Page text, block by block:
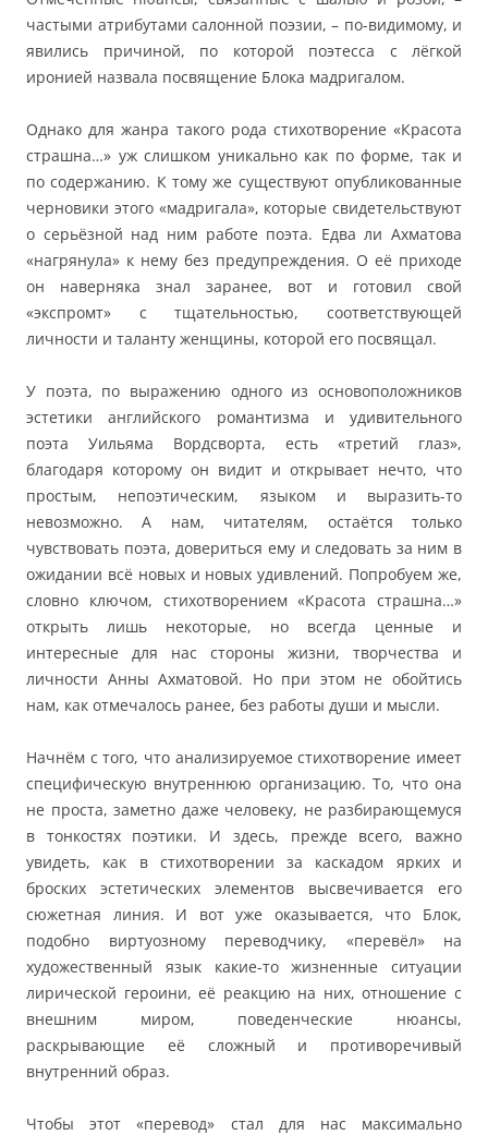
частыми атрибутами салонной поэзии, – по-видимому, и
явились причиной, по которой поэтесса с лёгкой
иронией назвала посвящение Блока мадригалом.
Однако для жанра такого рода стихотворение «Красота
страшна…» уж слишком уникально как по форме, так и
по содержанию. К тому же существуют опубликованные
черновики этого «мадригала», которые свидетельствуют
о серьёзной над ним работе поэта. Едва ли Ахматова
«нагрянула» к нему без предупреждения. О её приходе
он наверняка знал заранее, вот и готовил свой
«экспромт» с тщательностью, соответствующей
личности и таланту женщины, которой его посвящал.
У поэта, по выражению одного из основоположников
эстетики английского романтизма и удивительного
поэта Уильяма Вордсворта, есть «третий глаз»,
благодаря которому он видит и открывает нечто, что
простым, непоэтическим, языком и выразить-то
невозможно. А нам, читателям, остаётся только
чувствовать поэта, довериться ему и следовать за ним в
ожидании всё новых и новых удивлений. Попробуем же,
словно ключом, стихотворением «Красота страшна…»
открыть лишь некоторые, но всегда ценные и
интересные для нас стороны жизни, творчества и
личности Анны Ахматовой. Но при этом не обойтись
нам, как отмечалось ранее, без работы души и мысли.
Начнём с того, что анализируемое стихотворение имеет
специфическую внутреннюю организацию. То, что она
не проста, заметно даже человеку, не разбирающемуся
в тонкостях поэтики. И здесь, прежде всего, важно
увидеть, как в стихотворении за каскадом ярких и
броских эстетических элементов высвечивается его
сюжетная линия. И вот уже оказывается, что Блок,
подобно виртуозному переводчику, «перевёл» на
художественный язык какие-то жизненные ситуации
лирической героини, её реакцию на них, отношение с
внешним миром, поведенческие нюансы,
раскрывающие её сложный и противоречивый
внутренний образ.
Чтобы этот «перевод» стал для нас максимально